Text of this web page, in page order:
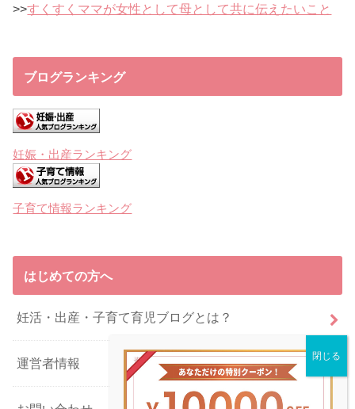
>>すくすくママが女性として母として共に伝えたいこと
ブログランキング
妊娠・出産ランキング
子育て情報ランキング
はじめての方へ
妊活・出産・子育て育児ブログとは？
運営者情報